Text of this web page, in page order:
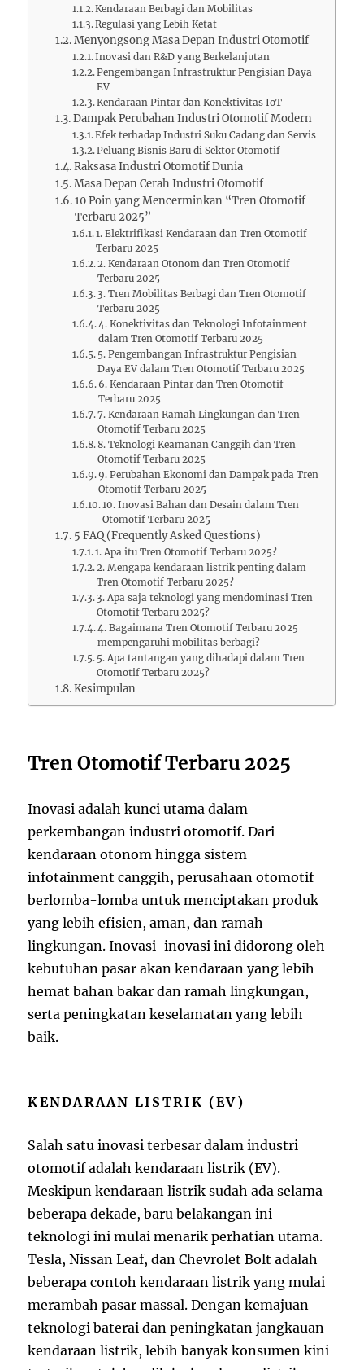
Kendaraan Berbagi dan Mobilitas
Regulasi yang Lebih Ketat
Menyongsong Masa Depan Industri Otomotif
Inovasi dan R&D yang Berkelanjutan
Pengembangan Infrastruktur Pengisian Daya
EV
Kendaraan Pintar dan Konektivitas IoT
Dampak Perubahan Industri Otomotif Modern
Efek terhadap Industri Suku Cadang dan Servis
Peluang Bisnis Baru di Sektor Otomotif
Raksasa Industri Otomotif Dunia
Masa Depan Cerah Industri Otomotif
10 Poin yang Mencerminkan “Tren Otomotif
Terbaru 2025”
1. Elektrifikasi Kendaraan dan Tren Otomotif
Terbaru 2025
2. Kendaraan Otonom dan Tren Otomotif
Terbaru 2025
3. Tren Mobilitas Berbagi dan Tren Otomotif
Terbaru 2025
4. Konektivitas dan Teknologi Infotainment
dalam Tren Otomotif Terbaru 2025
5. Pengembangan Infrastruktur Pengisian
Daya EV dalam Tren Otomotif Terbaru 2025
6. Kendaraan Pintar dan Tren Otomotif
Terbaru 2025
7. Kendaraan Ramah Lingkungan dan Tren
Otomotif Terbaru 2025
8. Teknologi Keamanan Canggih dan Tren
Otomotif Terbaru 2025
9. Perubahan Ekonomi dan Dampak pada Tren
Otomotif Terbaru 2025
10. Inovasi Bahan dan Desain dalam Tren
Otomotif Terbaru 2025
5 FAQ (Frequently Asked Questions)
1. Apa itu Tren Otomotif Terbaru 2025?
2. Mengapa kendaraan listrik penting dalam
Tren Otomotif Terbaru 2025?
3. Apa saja teknologi yang mendominasi Tren
Otomotif Terbaru 2025?
4. Bagaimana Tren Otomotif Terbaru 2025
mempengaruhi mobilitas berbagi?
5. Apa tantangan yang dihadapi dalam Tren
Otomotif Terbaru 2025?
Kesimpulan
Tren Otomotif Terbaru 2025
Inovasi adalah kunci utama dalam
perkembangan industri otomotif. Dari
kendaraan otonom hingga sistem
infotainment canggih, perusahaan otomotif
berlomba-lomba untuk menciptakan produk
yang lebih efisien, aman, dan ramah
lingkungan. Inovasi-inovasi ini didorong oleh
kebutuhan pasar akan kendaraan yang lebih
hemat bahan bakar dan ramah lingkungan,
serta peningkatan keselamatan yang lebih
baik.
KENDARAAN LISTRIK (EV)
Salah satu inovasi terbesar dalam industri
otomotif adalah kendaraan listrik (EV).
Meskipun kendaraan listrik sudah ada selama
beberapa dekade, baru belakangan ini
teknologi ini mulai menarik perhatian utama.
Tesla, Nissan Leaf, dan Chevrolet Bolt adalah
beberapa contoh kendaraan listrik yang mulai
merambah pasar massal. Dengan kemajuan
teknologi baterai dan peningkatan jangkauan
kendaraan listrik, lebih banyak konsumen kini